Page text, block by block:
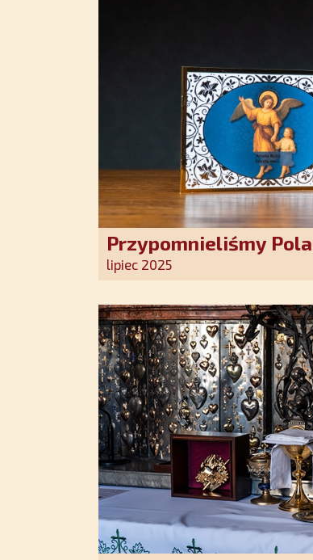
Przypomnieliśmy
Stróża!
lipiec 2025